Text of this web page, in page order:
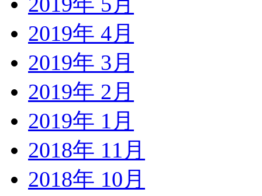
2019年 4月
2019年 3月
2019年 2月
2019年 1月
2018年 11月
2018年 10月